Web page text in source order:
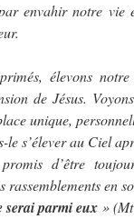
envahir notre vie
élevons
de Jésus.
unique,
s’élever au Ciel
d’être
rassemblements en
serai parmi eux »